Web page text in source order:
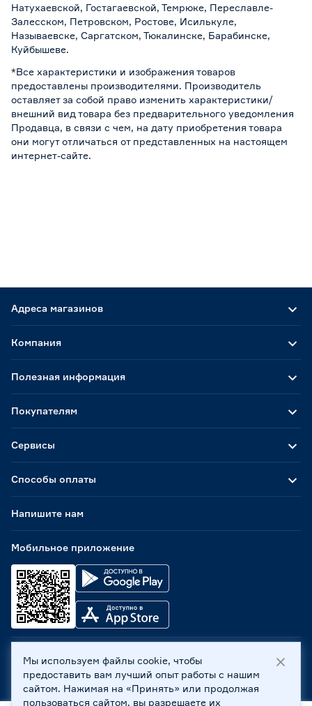
Натухаевской, Гостагаевской, Темрюке, Переславле-
Залесском, Петровском, Ростове, Исилькуле,
Называевске, Саргатском, Тюкалинске, Барабинске,
Куйбышеве.
*Все характеристики и изображения товаров
предоставлены производителями. Производитель
оставляет за собой право изменить характеристики/
внешний вид товара без предварительного уведомления
Продавца, в связи с чем, на дату приобретения товара
они могут отличаться от представленных на настоящем
интернет-сайте.
Адреса магазинов
Способы оплаты
Мобильное приложение
Компания
Полезная информация
Покупателям
Сервисы
Напишите нам
ООО «Бауцентр Рус» 2004 -2026, 236029, г. Калининград,
ул. А.Невского, 205. ИНН 7702596813, КПП 390601001 ©
Все права защищены
Мы используем файлы cookie, чтобы
предоставить вам лучший опыт работы с нашим
сайтом. Нажимая на «Принять» или продолжая
пользоваться сайтом, вы разрешаете их